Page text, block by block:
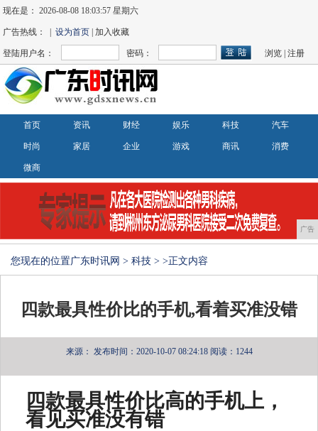
现在是：2026-08-08 18:03:58 星期六
广告热线： |设为首页 | 加入收藏
登陆用户名： 密码： 浏览 |注册
首页 资讯 财经 娱乐 科技 汽车
时尚 家居 企业 游戏 商讯 消费
微商
广告
您现在的位置广东时讯网 > 科技 > >正文内容
四款最具性价比的手机,看着买准没错
来源： 发布时间：2020-10-07 08:24:18 阅读：1244
四款最具性价比高的手机上，
看见买准没有错